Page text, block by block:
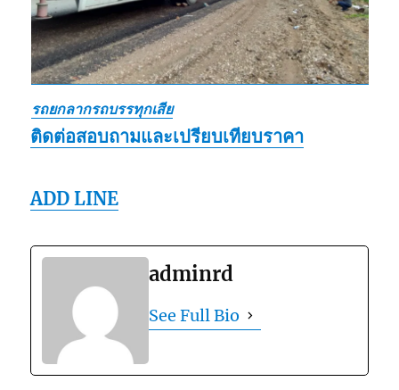
รถยกลากรถบรรทุกเสีย
ติดต่อสอบถามและเปรียบเทียบราคา
ADD LINE
adminrd
See Full Bio